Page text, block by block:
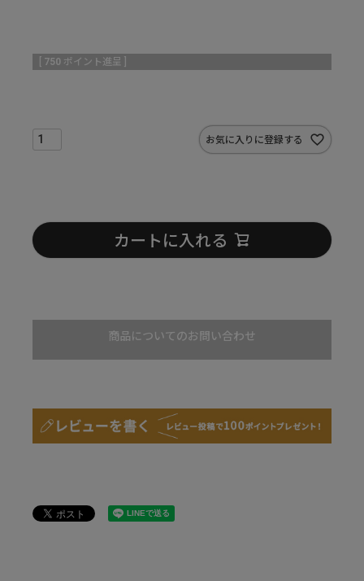
750 ポイント進呈 ]
お気に入りに登録する
カートに入れる
商品についてのお問い合わせ